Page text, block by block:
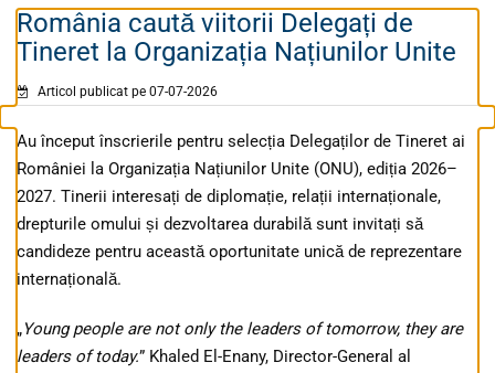
România caută viitorii Delegați de
Tineret la Organizația Națiunilor Unite
Articol publicat pe 07-07-2026
Au început înscrierile pentru selecția Delegaților de Tineret ai
României la Organizația Națiunilor Unite (ONU), ediția 2026–
2027. Tinerii interesați de diplomație, relații internaționale,
drepturile omului și dezvoltarea durabilă sunt invitați să
candideze pentru această oportunitate unică de reprezentare
internațională.
„Young people are not only the leaders of tomorrow, they are
leaders of today.” Khaled El-Enany, Director-General al